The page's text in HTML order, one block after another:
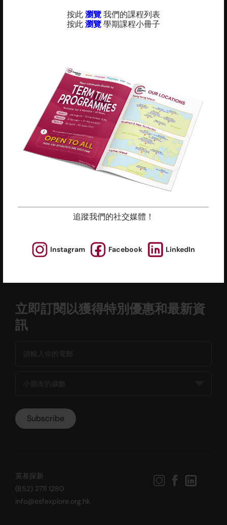
按此 瀏覽 我們的課程列表
按此 瀏覽 學期課程小冊子
追蹤我們的社交媒體！
Instagram Facebook LinkedIn
辦公室地址 (不提供查詢及報名服務)
慈善機構註冊編號 : 91/4172
為什麼報讀英基 新聞與媒體
投訴機制
朋友推薦計劃 常見問題
課程年曆 設施預訂
立即訂閱以獲得特別優惠和最新資
訊
英基探新
(852) 2711 1280
info@esfexplore.org.hk